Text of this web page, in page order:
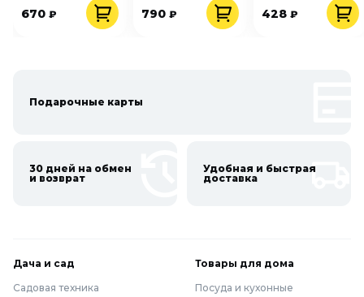
670 ₽ 790 ₽ 428 ₽
Подарочные карты
30 дней на обмен
и возврат
Удобная и быстрая
доставка
Дача и сад
Садовая техника
Товары для дома
Посуда и кухонные